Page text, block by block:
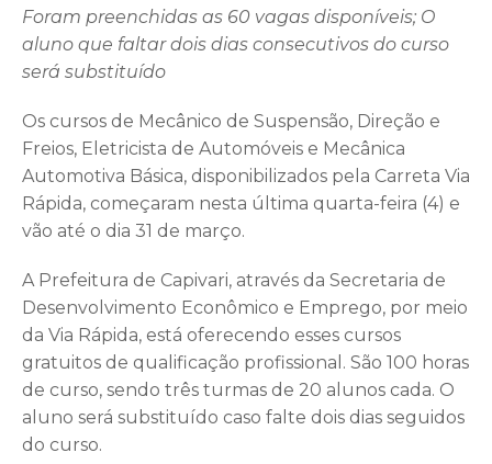
Foram preenchidas as 60 vagas disponíveis; O
aluno que faltar dois dias consecutivos do curso
será substituído
Os cursos de Mecânico de Suspensão, Direção e
Freios, Eletricista de Automóveis e Mecânica
Automotiva Básica, disponibilizados pela Carreta Via
Rápida, começaram nesta última quarta-feira (4) e
vão até o dia 31 de março.
A Prefeitura de Capivari, através da Secretaria de
Desenvolvimento Econômico e Emprego, por meio
da Via Rápida, está oferecendo esses cursos
gratuitos de qualificação profissional. São 100 horas
de curso, sendo três turmas de 20 alunos cada. O
aluno será substituído caso falte dois dias seguidos
do curso.